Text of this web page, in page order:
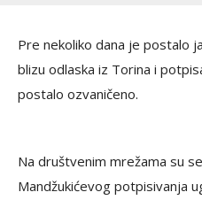
Pre nekoliko dana je postalo
blizu odlaska iz Torina i
postalo ozvaničeno.
Na društvenim mrežama su
Mandžukićevog potpisivanja